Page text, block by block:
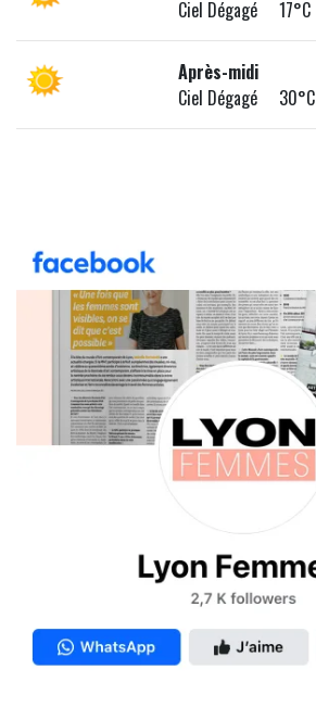
Ciel Dégagé 17°C
Après-midi
Ciel Dégagé 30°C